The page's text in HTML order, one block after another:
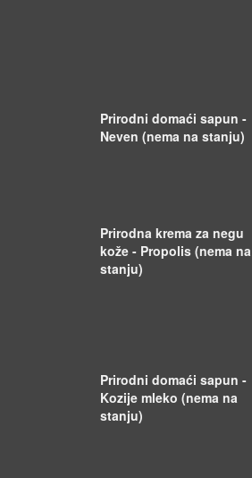
Prirodni domaći sapun -
Neven (nema na stanju)
Prirodna krema za negu
kože - Propolis (nema na
stanju)
Prirodni domaći sapun -
Kozije mleko (nema na
stanju)